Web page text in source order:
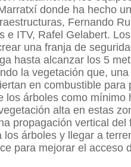
donde ha hecho
Fernando
e ITV, Rafel Gelabert.
una franja de
hasta alcanzar los 5
la vegetación que,
en combustible
los árboles como
alta en estas
propagación vertical
los árboles y llegar a
para mejorar el acceso